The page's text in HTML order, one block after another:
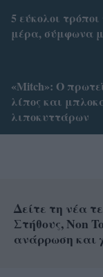
5 εύκολοι
μέρα, σύμφωνα
«Mitch»: Ο
λίπος και
λιποκυττάρων
Δείτε τη νέα
Στήθους, Non
ανάρρωση και